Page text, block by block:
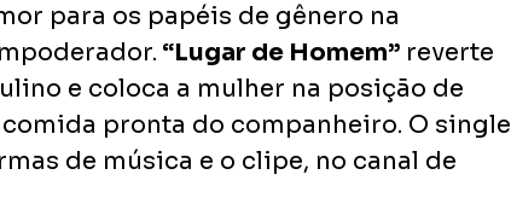
para os papéis de gênero na
“Lugar de Homem” reverte
e coloca a mulher na posição de
pronta do companheiro. O single
de música e o clipe, no canal de